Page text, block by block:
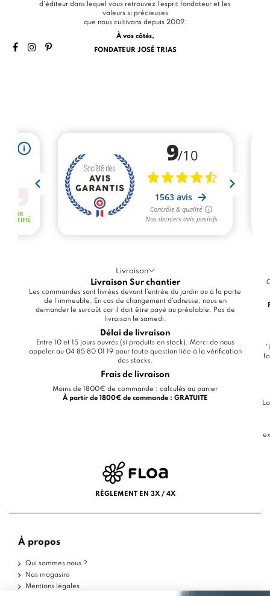
d’éditeur dans lequel vous retrouvez l’esprit fondateur et les
valeurs si précieuses
que nous cultivons depuis 2009.
À vos côtés,
FONDATEUR JOSÉ TRIAS
Livraison
Livraison Sur chantier
Les commandes sont livrées devant l'entrée du jardin ou à la porte
de l'immeuble. En cas de changement d'adresse, nous en
demander le surcoût car il doit être payé au préalable. Pas de
livraison le samedi.
Délai de livraison
Entre 10 et 15 jours ouvrés (si produits en stock). Merci de nous
appeler au 04 85 80 01 19 pour toute question liée à la vérification
des stocks.
Frais de livraison
Moins de 1800€ de commande : calculés au panier
À partir de 1800€ de commande : GRATUITE
RÈGLEMENT EN 3X / 4X
À propos
Qui sommes nous ?
Nos magasins
Mentions légales